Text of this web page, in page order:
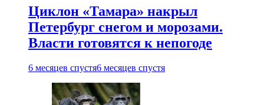
Циклон «Тамара» накрыл
Петербург снегом и морозами.
Власти готовятся к непогоде
6 месяцев спустя6 месяцев спустя